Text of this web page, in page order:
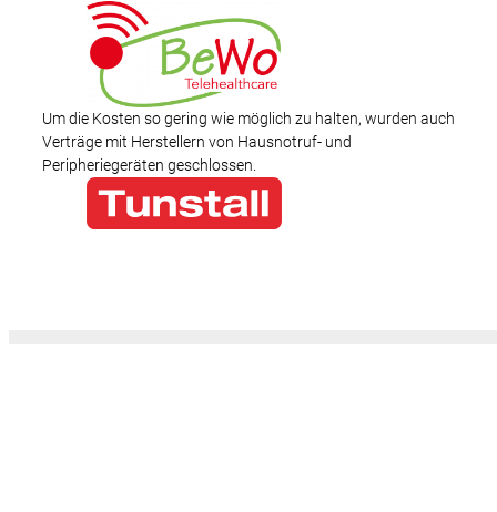
Um die Kosten so gering wie möglich zu halten, wurden auch
Verträge mit Herstellern von Hausnotruf- und
Peripheriegeräten geschlossen.